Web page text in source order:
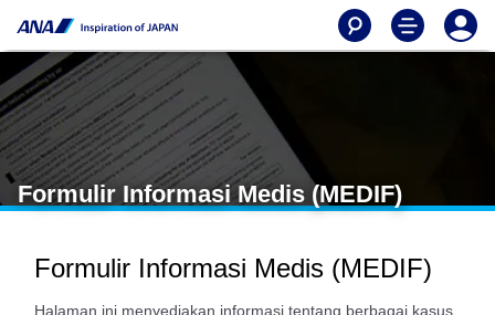
Formulir Informasi Medis (MEDIF)
Formulir Informasi Medis (MEDIF)
Halaman ini menyediakan informasi tentang berbagai kasus